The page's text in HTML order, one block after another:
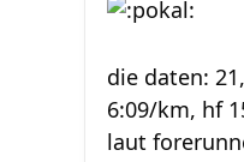
die daten:
6:09/km, hf
laut